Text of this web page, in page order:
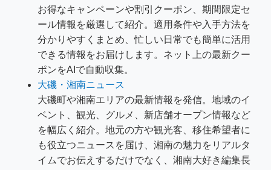
お得なキャンペーンや割引クーポン、期間限定セ
ール情報を厳選して紹介。適用条件や入手方法を
分かりやすくまとめ、忙しい日常でも簡単に活用
できる情報をお届けします。ネット上の最新クー
ポンをAIで自動収集。
大磯・湘南ニュース
大磯町や湘南エリアの最新情報を発信。地域のイ
ベント、観光、グルメ、新店舗オープン情報など
を幅広く紹介。地元の方や観光客、移住希望者に
も役立つニュースを届け、湘南の魅力をリアルタ
イムでお伝えするだけでなく、湘南大好き編集長